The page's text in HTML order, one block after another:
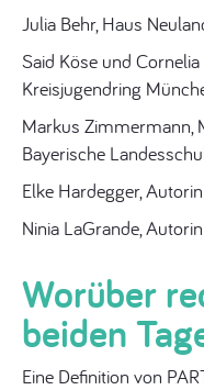
Julia Behr, Haus
Said Köse und
Kreisjugendring
Markus Zimmermann,
Bayerische
Elke Hardegger,
Ninia LaGrande,
Worüber
beiden
Eine Definition von